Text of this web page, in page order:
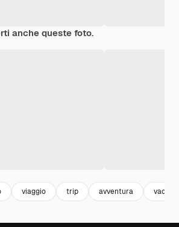
anche queste foto.
viaggio trip avventura